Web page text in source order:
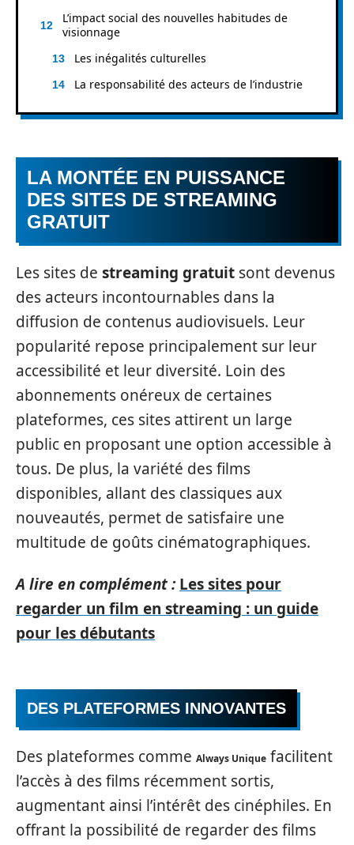
L’impact social des nouvelles habitudes de
visionnage
Les inégalités culturelles
La responsabilité des acteurs de l’industrie
LA MONTÉE EN PUISSANCE
DES SITES DE STREAMING
GRATUIT
Les sites de streaming gratuit sont devenus
des acteurs incontournables dans la
diffusion de contenus audiovisuels. Leur
popularité repose principalement sur leur
accessibilité et leur diversité. Loin des
abonnements onéreux de certaines
plateformes, ces sites attirent un large
public en proposant une option accessible à
tous. De plus, la variété des films
disponibles, allant des classiques aux
nouveautés, permet de satisfaire une
multitude de goûts cinématographiques.
A lire en complément : Les sites pour
regarder un film en streaming : un guide
pour les débutants
DES PLATEFORMES INNOVANTES
Des plateformes comme Always Unique facilitent
l’accès à des films récemment sortis,
augmentant ainsi l’intérêt des cinéphiles. En
offrant la possibilité de regarder des films